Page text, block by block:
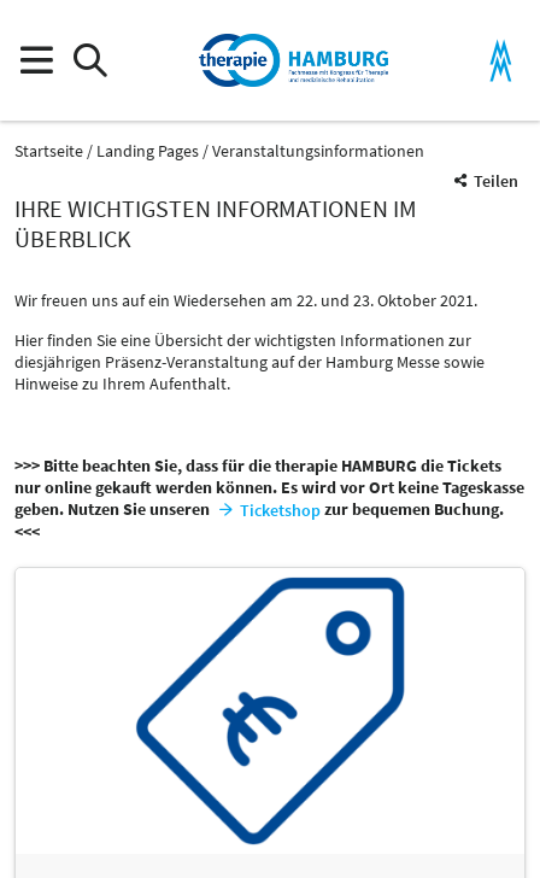
Startseite Landing Pages
Veranstaltungsinformationen
Teilen
IHRE WICHTIGSTEN INFORMATIONEN IM
ÜBERBLICK
Wir freuen uns auf ein Wiedersehen am 22. und 23. Oktober 2021.
Hier finden Sie eine Übersicht der wichtigsten Informationen zur
diesjährigen Präsenz-Veranstaltung auf der Hamburg Messe sowie
Hinweise zu Ihrem Aufenthalt.
>>> Bitte beachten Sie, dass für die therapie HAMBURG die Tickets
nur online gekauft werden können. Es wird vor Ort keine Tageskasse
geben. Nutzen Sie unseren
Ticketshopzur bequemen Buchung.
<<<